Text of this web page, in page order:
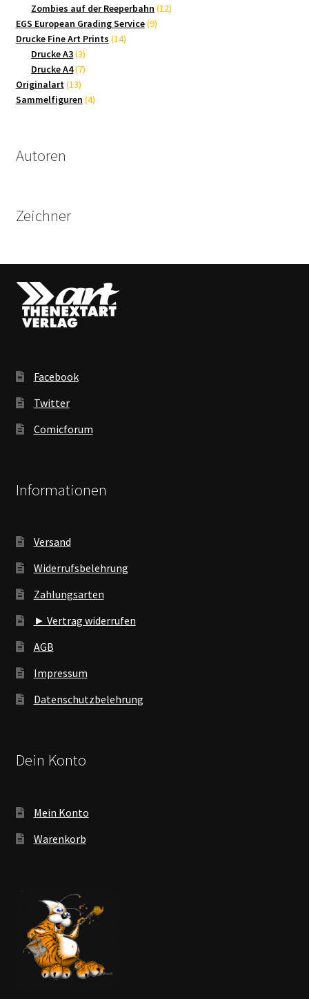
Produkte
Zombies auf der Reeperbahn 1212
EGS European Grading Service 99
Drucke Fine Art Prints 1414
Drucke A3 33
Produkte
Drucke A4 77
Originalart 1313
Produkte
Sammelfiguren 44
Autoren
Zeichner
Facebook
Twitter
Comicforum
Informationen
Versand
Widerrufsbelehrung
Zahlungsarten
► Vertrag widerrufen
AGB
Impressum
Datenschutzbelehrung
Dein Konto
Mein Konto
Warenkorb